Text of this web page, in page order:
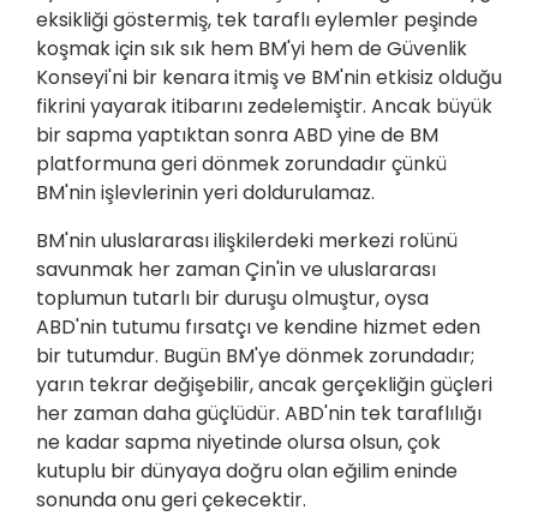
eksikliği göstermiş, tek taraflı eylemler peşinde
koşmak için sık sık hem BM'yi hem de Güvenlik
Konseyi'ni bir kenara itmiş ve BM'nin etkisiz olduğu
fikrini yayarak itibarını zedelemiştir. Ancak büyük
bir sapma yaptıktan sonra ABD yine de BM
platformuna geri dönmek zorundadır çünkü
BM'nin işlevlerinin yeri doldurulamaz.
BM'nin uluslararası ilişkilerdeki merkezi rolünü
savunmak her zaman Çin'in ve uluslararası
toplumun tutarlı bir duruşu olmuştur, oysa
ABD'nin tutumu fırsatçı ve kendine hizmet eden
bir tutumdur. Bugün BM'ye dönmek zorundadır;
yarın tekrar değişebilir, ancak gerçekliğin güçleri
her zaman daha güçlüdür. ABD'nin tek taraflılığı
ne kadar sapma niyetinde olursa olsun, çok
kutuplu bir dünyaya doğru olan eğilim eninde
sonunda onu geri çekecektir.